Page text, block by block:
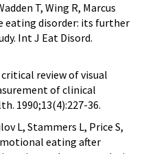
T, Wing R, Marcus
eating disorder: its further
Int J Eat Disord.
critical review of visual
of clinical
1990;13(4):227-36.
L, Stammers L, Price S,
eating after